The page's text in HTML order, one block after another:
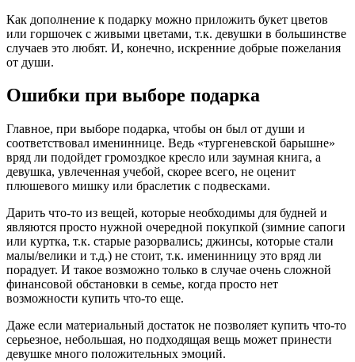
Как дополнение к подарку можно приложить букет цветов
или горшочек с живыми цветами, т.к. девушки в большинстве
случаев это любят. И, конечно, искренние добрые пожелания
от души.
Ошибки при выборе подарка
Главное, при выборе подарка, чтобы он был от души и
соответствовал имениннице. Ведь «тургеневской барышне»
вряд ли подойдет громоздкое кресло или заумная книга, а
девушка, увлеченная учебой, скорее всего, не оценит
плюшевого мишку или браслетик с подвесками.
Дарить что-то из вещей, которые необходимы для будней и
являются просто нужной очередной покупкой (зимние сапоги
или куртка, т.к. старые разорвались; джинсы, которые стали
малы/велики и т.д.) не стоит, т.к. именинницу это вряд ли
порадует. И такое возможно только в случае очень сложной
финансовой обстановки в семье, когда просто нет
возможности купить что-то еще.
Даже если материальный достаток не позволяет купить что-то
серьезное, небольшая, но подходящая вещь может принести
девушке много положительных эмоций.